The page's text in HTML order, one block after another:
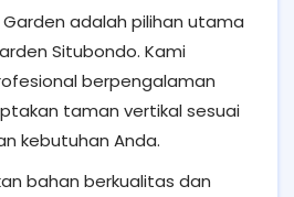
Garden adalah pilihan utama
Situbondo. Kami
berpengalaman
taman vertikal sesuai
kebutuhan Anda.
bahan berkualitas dan